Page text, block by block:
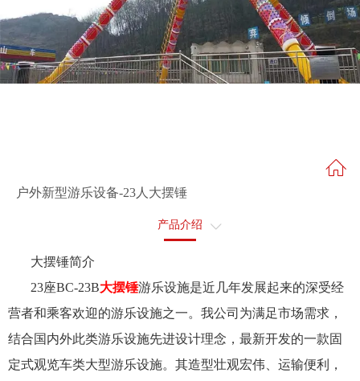
户外新型游乐设备-23人大摆锤
产品介绍
大摆锤简介
23座BC-23B大摆锤游乐设施是近几年发展起来的深受经
营者和乘客欢迎的游乐设施之一。我公司为满足市场需求，
结合国内外此类游乐设施先进设计理念，最新开发的一款固
定式观览车类大型游乐设施。其造型壮观宏伟、运输便利，